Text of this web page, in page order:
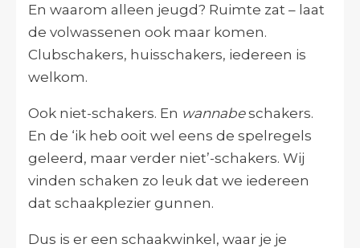
En waarom alleen jeugd? Ruimte zat – laat
de volwassenen ook maar komen.
Clubschakers, huisschakers, iedereen is
welkom.
Ook niet-schakers. En wannabeschakers.
En de ‘ik heb ooit wel eens de spelregels
geleerd, maar verder niet’-schakers. Wij
vinden schaken zo leuk dat we iedereen
dat schaakplezier gunnen.
Dus is er een schaakwinkel, waar je je